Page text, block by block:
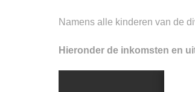
Namens alle kinderen van de
Hieronder de inkomsten en